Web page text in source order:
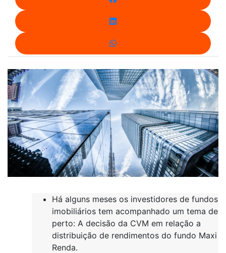
Há alguns meses os investidores de fundos
imobiliários tem acompanhado um tema de
perto: A decisão da CVM em relação a
distribuição de rendimentos do fundo Maxi
Renda.